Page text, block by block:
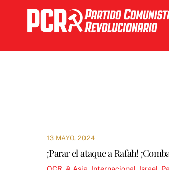
content
13 MAYO, 2024
¡Parar el ataque a Rafah!